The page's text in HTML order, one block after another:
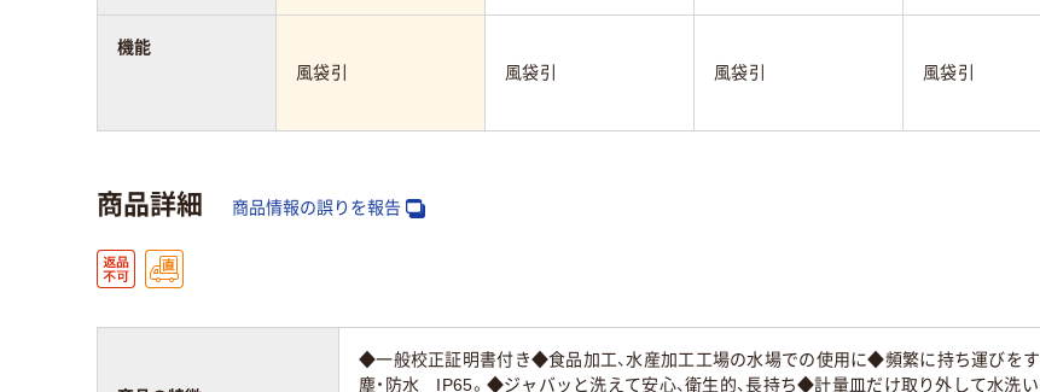
風袋引 風袋引 風袋引 風袋引
機能
商品詳細 商品情報の誤りを報告
◆一般校正証明書付き◆食品加工、水産加工工場の水場での使用に◆頻繁に持ち運びを
塵・防水 IP65。◆ジャバッと洗えて安心、衛生的、長持ち◆計量皿だけ取り外して水